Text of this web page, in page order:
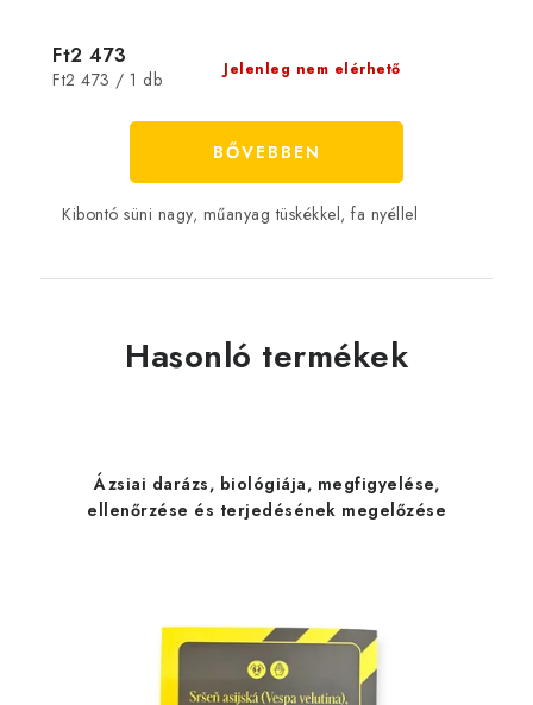
Jelenleg nem elérhető
Ft2 473
Egységár:
Ft2 473 / 1 db
BŐVEBBEN
Kibontó süni nagy, műanyag tüskékkel, fa nyéllel
Hasonló termékek
Ázsiai darázs, biológiája, megfigyelése,
ellenőrzése és terjedésének megelőzése